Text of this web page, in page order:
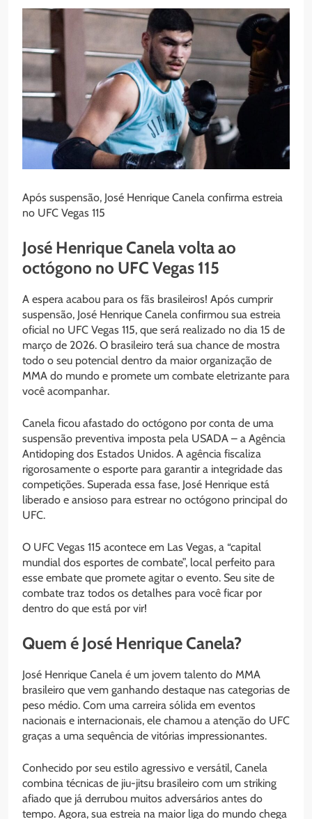
Após suspensão, José Henrique Canela confirma estreia
no UFC Vegas 115
José Henrique Canela volta ao
octógono no UFC Vegas 115
A espera acabou para os fãs brasileiros! Após cumprir
suspensão, José Henrique Canela confirmou sua estreia
oficial no UFC Vegas 115, que será realizado no dia 15 de
março de 2026. O brasileiro terá sua chance de mostra
todo o seu potencial dentro da maior organização de
MMA do mundo e promete um combate eletrizante para
você acompanhar.
Canela ficou afastado do octógono por conta de uma
suspensão preventiva imposta pela USADA – a Agência
Antidoping dos Estados Unidos. A agência fiscaliza
rigorosamente o esporte para garantir a integridade das
competições. Superada essa fase, José Henrique está
liberado e ansioso para estrear no octógono principal do
UFC.
O UFC Vegas 115 acontece em Las Vegas, a “capital
mundial dos esportes de combate”, local perfeito para
esse embate que promete agitar o evento. Seu site de
combate traz todos os detalhes para você ficar por
dentro do que está por vir!
Quem é José Henrique Canela?
José Henrique Canela é um jovem talento do MMA
brasileiro que vem ganhando destaque nas categorias de
peso médio. Com uma carreira sólida em eventos
nacionais e internacionais, ele chamou a atenção do UFC
graças a uma sequência de vitórias impressionantes.
Conhecido por seu estilo agressivo e versátil, Canela
combina técnicas de jiu-jitsu brasileiro com um striking
afiado que já derrubou muitos adversários antes do
tempo. Agora, sua estreia na maior liga do mundo chega